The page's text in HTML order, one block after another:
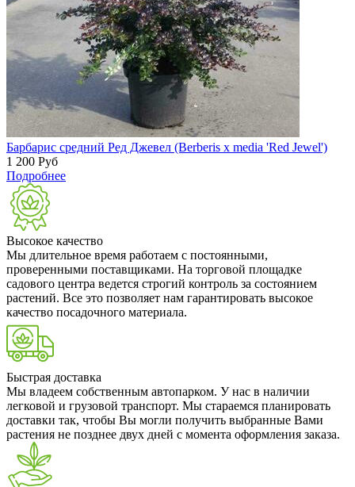
Барбарис средний Ред Джевел (Berberis x media 'Red Jewel')
1 200 Руб
Подробнее
Высокое качество
Мы длительное время работаем с постоянными,
проверенными поставщиками. На торговой площадке
садового центра ведется строгий контроль за состоянием
растений. Все это позволяет нам гарантировать высокое
качество посадочного материала.
Быстрая доставка
Мы владеем собственным автопарком. У нас в наличии
легковой и грузовой транспорт. Мы стараемся планировать
доставки так, чтобы Вы могли получить выбранные Вами
растения не позднее двух дней с момента оформления заказа.